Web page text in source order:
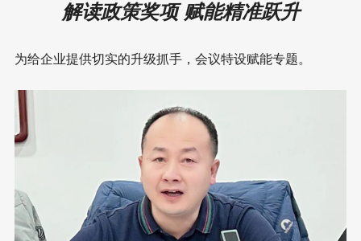
解读政策奖项 赋能精准跃升
为给企业提供切实的升级抓手，会议特设赋能专题。